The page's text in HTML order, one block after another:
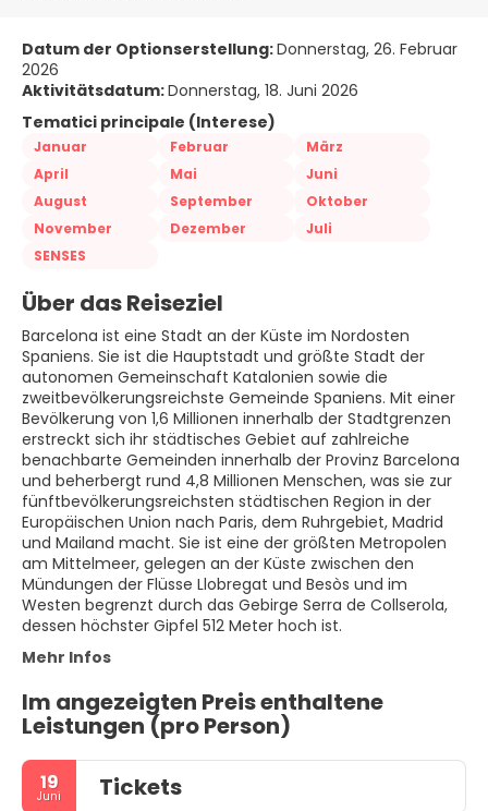
Datum der Optionserstellung:Donnerstag, 26. Februar
2026
Aktivitätsdatum:Donnerstag, 18. Juni 2026
Tematici principale (Interese)
Januar Februar
März
April
Mai
Juni
August
September
Oktober
November
Dezember
Juli
SENSES
Über das Reiseziel
Barcelona ist eine Stadt an der Küste im Nordosten
Spaniens. Sie ist die Hauptstadt und größte Stadt der
autonomen Gemeinschaft Katalonien sowie die
zweitbevölkerungsreichste Gemeinde Spaniens. Mit einer
Bevölkerung von 1,6 Millionen innerhalb der Stadtgrenzen
erstreckt sich ihr städtisches Gebiet auf zahlreiche
benachbarte Gemeinden innerhalb der Provinz Barcelona
und beherbergt rund 4,8 Millionen Menschen, was sie zur
fünftbevölkerungsreichsten städtischen Region in der
Europäischen Union nach Paris, dem Ruhrgebiet, Madrid
und Mailand macht. Sie ist eine der größten Metropolen
am Mittelmeer, gelegen an der Küste zwischen den
Mündungen der Flüsse Llobregat und Besòs und im
Westen begrenzt durch das Gebirge Serra de Collserola,
dessen höchster Gipfel 512 Meter hoch ist.
Mehr Infos
Im angezeigten Preis enthaltene
Leistungen (pro Person)
19
Juni Tickets